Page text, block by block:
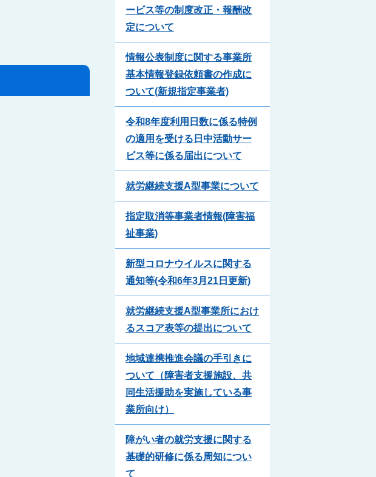
ービス等の制度改正・報酬改
定について
情報公表制度に関する事業所
基本情報登録依頼書の作成に
ついて(新規指定事業者)
令和8年度利用日数に係る特例
の適用を受ける日中活動サー
ビス等に係る届出について
就労継続支援A型事業について
指定取消等事業者情報(障害福
祉事業)
新型コロナウイルスに関する
通知等(令和6年3月21日更新)
就労継続支援A型事業所におけ
るスコア表等の提出について
地域連携推進会議の手引きに
ついて（障害者支援施設、共
同生活援助を実施している事
業所向け）
障がい者の就労支援に関する
基礎的研修に係る周知につい
て